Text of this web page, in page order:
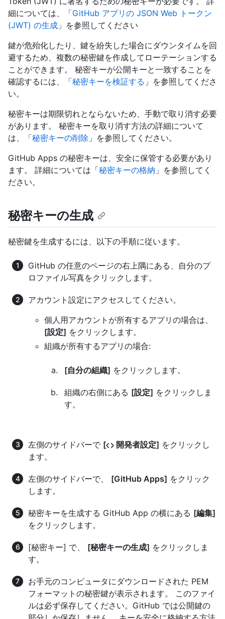
細については、「GitHub アプリの JSON Web トークン
(JWT) の生成 」を参照してください
鍵が危殆化したり、鍵を紛失した場合にダウンタイムを回
避するため、複数の秘密鍵を作成してローテーションする
ことができます。 秘密キーが公開キーと一致することを
確認するには、「秘密キーを検証する 」を参照してくださ
い。
秘密キーは期限切れとならないため、手動で取り消す必要
があります。 秘密キーを取り消す方法の詳細について
は、「秘密キーの削除 」を参照してください。
GitHub Apps の秘密キーは、安全に保管する必要があり
ます。 詳細については「秘密キーの格納 」を参照してく
ださい。
秘密キーの生成
秘密鍵を生成するには、以下の手順に従います。
GitHub の任意のページの右上隅にある、自分のプ
ロファイル写真をクリックします。
アカウント設定にアクセスしてください。
個人用アカウントが所有するアプリの場合は、
[設定] をクリックします。
組織が所有するアプリの場合:
[自分の組織] をクリックします。
組織の右側にある [設定] をクリックしま
す。
左側のサイドバーで [ 開発者設定] をクリックし
ます。
左側のサイドバーで、 [GitHub Apps] をクリック
します。
秘密キーを生成する GitHub App の横にある [編集]
をクリックします。
[秘密キー] で、 [秘密キーの生成] をクリックしま
す。
お手元のコンピュータにダウンロードされた PEM
フォーマットの秘密鍵が表示されます。 このファイ
ルは必ず保存してください。GitHub では公開鍵の